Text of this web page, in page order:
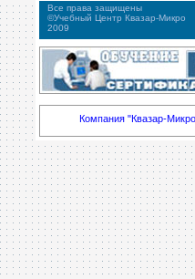
Все права защищены
©Учебный Центр Квазар-Микро
2009
Компания "Квазар-